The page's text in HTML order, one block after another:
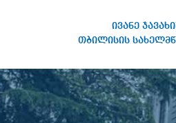
ივანე
თბილისის
თბილისის
უნივერსიტეტი